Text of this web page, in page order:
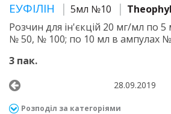
ЕУФІЛІН 5мл №10
Розчин для ін'єкцій 20 мг/мл по
№ 50, № 100; по 10 мл в ампулах
3 пак.
28.09.2019
Розподіл за категоріями